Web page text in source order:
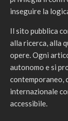
inseguire la
Il sito pubblica
alla ricerca, alla
opere. Ogni
autonomo e si
contemporaneo,
internazionale
accessibile.